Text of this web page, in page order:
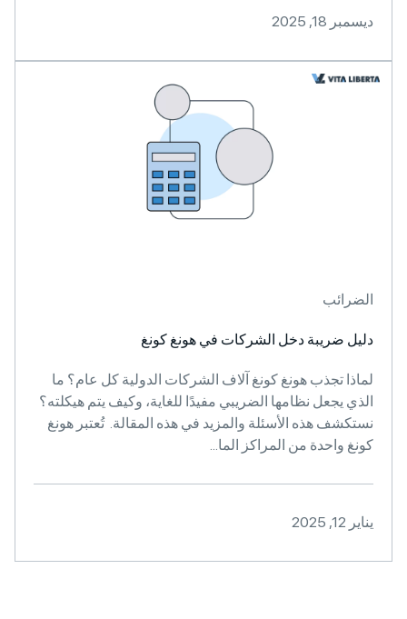
ديسمبر 18, 2025
الضرائب
دليل ضريبة دخل الشركات في هونغ كونغ
لماذا تجذب هونغ كونغ آلاف الشركات الدولية كل عام؟ ما
الذي يجعل نظامها الضريبي مفيدًا للغاية، وكيف يتم هيكلته؟
نستكشف هذه الأسئلة والمزيد في هذه المقالة. تُعتبر هونغ
كونغ واحدة من المراكز الما...
يناير 12, 2025